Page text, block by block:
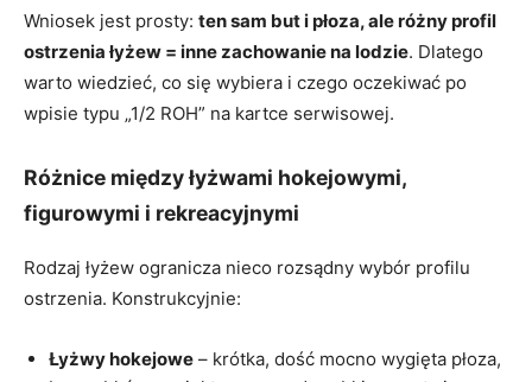
Wniosek jest prosty: ten sam but i płoza, ale różny profil
ostrzenia łyżew = inne zachowanie na lodzie. Dlatego
warto wiedzieć, co się wybiera i czego oczekiwać po
wpisie typu „1/2 ROH” na kartce serwisowej.
Różnice między łyżwami hokejowymi,
figurowymi i rekreacyjnymi
Rodzaj łyżew ogranicza nieco rozsądny wybór profilu
ostrzenia. Konstrukcyjnie:
Łyżwy hokejowe – krótka, dość mocno wygięta płoza,